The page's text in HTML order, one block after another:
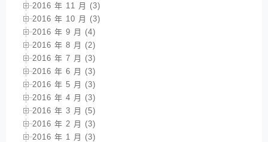
2016 年 11 月 (3)
2016 年 10 月 (3)
2016 年 9 月 (4)
2016 年 8 月 (2)
2016 年 7 月 (3)
2016 年 6 月 (3)
2016 年 5 月 (3)
2016 年 4 月 (3)
2016 年 3 月 (5)
2016 年 2 月 (3)
2016 年 1 月 (3)